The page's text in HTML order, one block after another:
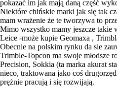
pokazać im jak mają daną część
Niektóre chińskie marki jak się tak
mam wrażenie że te tworzywa to
Mimo wszystko mamy jeszcze takie
Leice -może kupie Geomaxa ,
Obecnie na polskim rynku da sie
Trimble-Topcon ma swoje młodsze
Precision, Sokkia (ta marka akurat
nieco, traktowana jako coś
prężnie pracują i się rozwijają.